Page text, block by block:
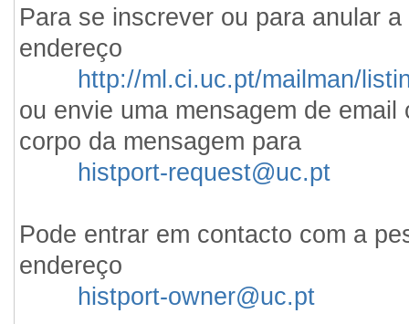
Para se inscrever ou para anular
endereço
http://ml.ci.uc.pt/mailman/
ou envie uma mensagem de
corpo da mensagem para
histport-request@uc.pt
Pode entrar em contacto com a
endereço
histport-owner@uc.pt